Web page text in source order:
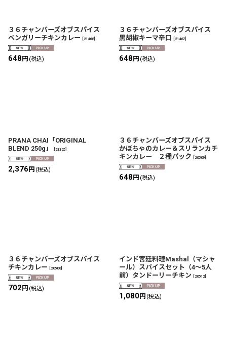
３６チャンバーズオブスパイス
ベンガリーチキンカレー
21468]
648 円 (税込)
３６チャンバーズオブスパイス
黒胡椒キーマ辛口
21467
648 円 (税込)
PRANA CHAI「ORIGINAL
BLEND 250g」
21325
2,376 円 (税込)
３６チャンバーズオブスパイス
かぼちゃのカレー＆スリランカチ
キンカレー ２種パック
20509
648 円 (税込)
３６チャンバーズオブスパイス
チキンカレー
20508]
702 円 (税込)
インド宮廷料理Mashal（マシャ
ール）スパイスセット（4〜5人
前）タンドーリーチキン
20512]
1,080円 (税込)